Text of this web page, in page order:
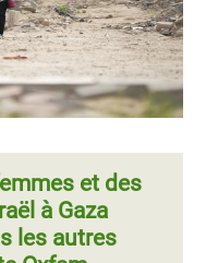
et des
à Gaza
les autres